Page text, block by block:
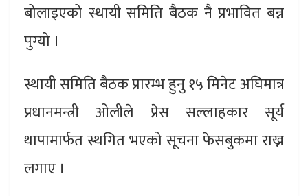
बोलाइएको स्थायी समिति बैठक नै प्रभावित बन्न
पुग्यो ।
स्थायी समिति बैठक प्रारम्भ हुनु १५ मिनेट अघिमात्र
प्रधानमन्त्री ओलीले प्रेस सल्लाहकार सूर्य
थापामार्फत स्थगित भएको सूचना फेसबुकमा राख्न
लगाए ।